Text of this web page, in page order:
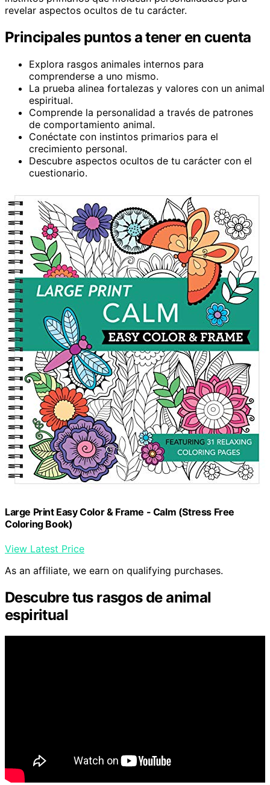
revelar aspectos ocultos de tu carácter.
Principales puntos a tener en cuenta
Explora rasgos animales internos para
comprenderse a uno mismo.
La prueba alinea fortalezas y valores con un animal
espiritual.
Comprende la personalidad a través de patrones
de comportamiento animal.
Conéctate con instintos primarios para el
crecimiento personal.
Descubre aspectos ocultos de tu carácter con el
cuestionario.
Large Print Easy Color & Frame - Calm (Stress Free
Coloring Book)
View Latest Price
As an affiliate, we earn on qualifying purchases.
Descubre tus rasgos de animal
espiritual